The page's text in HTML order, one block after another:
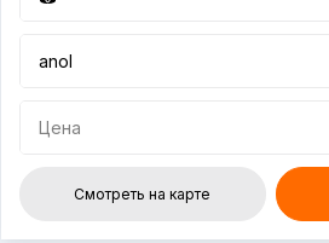
Цена
Смотреть на карте